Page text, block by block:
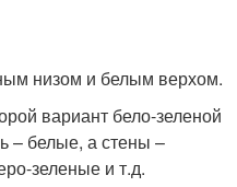
низом и белым верхом.
вариант бело-зеленой
– белые, а стены –
зеленые и т.д.